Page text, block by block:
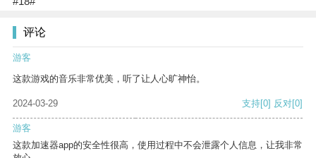
评论
游客
这款游戏的音乐非常优美，听了让人心旷神怡。
2024-03-29 支持[0] 反对[0]
游客
这款加速器app的安全性很高，使用过程中不会泄露个人信息，让我非常